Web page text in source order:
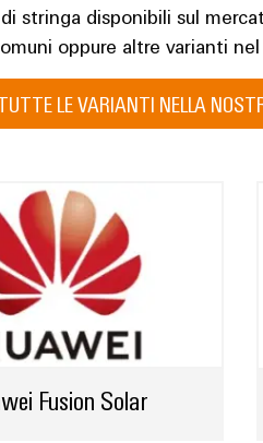
stringa disponibili sul
oppure altre varianti
LE VARIANTI NELLA
Fusion Solar